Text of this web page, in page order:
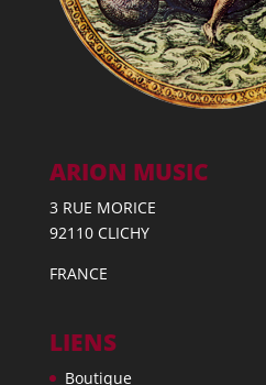
ARION MUSIC
3 RUE MORICE
92110 CLICHY
FRANCE
LIENS
Boutique